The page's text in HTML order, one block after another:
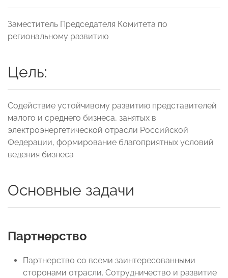
Заместитель Председателя Комитета по
региональному развитию
Цель:
Содействие устойчивому развитию представителей
малого и среднего бизнеса, занятых в
электроэнергетической отрасли Российской
Федерации, формирование благоприятных условий
ведения бизнеса
Основные задачи
Партнерство
Партнерство со всеми заинтересованными
сторонами отрасли. Сотрудничество и развитие